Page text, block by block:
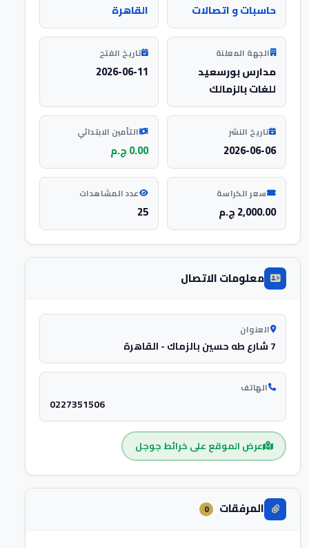
حاسبات و اتصالات القاهرة
الجهة المعلنة
مدارس بورسعيد
للغات بالزمالك
تاريخ الفتح
2026-06-11
تاريخ النشر
2026-06-06
التأمين الابتدائي
0.00 ج.م
سعر الكراسة
2,000.00 ج.م
عدد المشاهدات
25
معلومات الاتصال
العنوان
7 شارع طه حسين بالزماك - القاهرة‬
الهاتف
0227351506
عرض الموقع على خرائط جوجل
المرفقات 0